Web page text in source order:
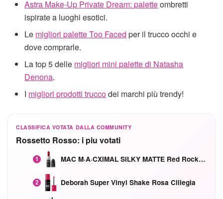
Astra Make-Up Private Dream: paletteombretti
ispirate a luoghi esotici.
Le migliori palette Too Faced per il trucco occhi e
dove comprarle.
La top 5 delle migliori mini palette di Natasha
Denona.
I migliori prodotti truccodei marchi più trendy!
CLASSIFICA VOTATA DALLA COMMUNITY
Rossetto Rosso: i piu votati
1 MAC M·A·CXIMAL SILKY MATTE Red Rock mat
2 Deborah Super Vinyl Shake Rosa Ciliegia